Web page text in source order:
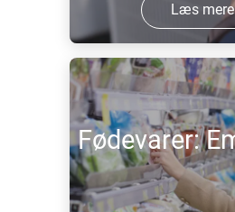
Læs mere
Fødevarer: